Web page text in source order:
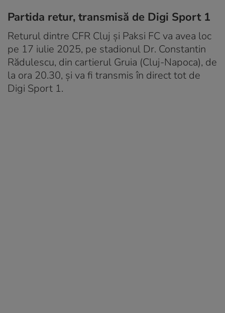
Partida retur, transmisă de Digi Sport 1
Returul dintre CFR Cluj și Paksi FC va avea loc
pe 17 iulie 2025, pe stadionul Dr. Constantin
Rădulescu, din cartierul Gruia (Cluj-Napoca), de
la ora 20.30, și va fi transmis în direct tot de
Digi Sport 1.